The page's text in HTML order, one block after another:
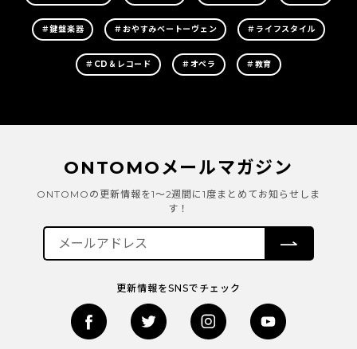
＃鍵盤楽器 ＃おやすみベートーヴェン ＃ライフスタイル
＃CD＆レコード ＃オペラ ＃教育
ONTOMOメールマガジン
ONTOMOの更新情報を1～2週間に1度まとめてお知らせしま
す！
更新情報をSNSでチェック